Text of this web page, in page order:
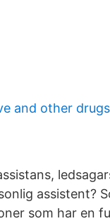
and other drugs
assistent?
som har en